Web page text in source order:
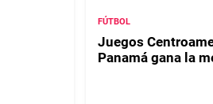
FÚTBOL
Juegos
Panamá gana la